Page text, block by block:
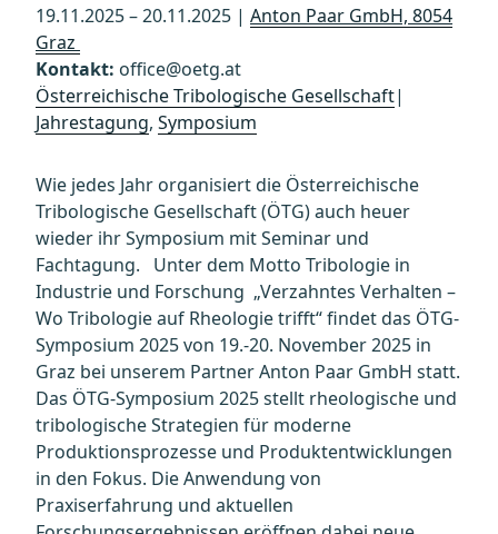
19.11.2025 – 20.11.2025 | Anton Paar GmbH, 8054
Graz
Kontakt: office@oetg.at
Österreichische Tribologische Gesellschaft|
Jahrestagung, Symposium
Wie jedes Jahr organisiert die Österreichische
Tribologische Gesellschaft (ÖTG) auch heuer
wieder ihr Symposium mit Seminar und
Fachtagung. Unter dem Motto Tribologie in
Industrie und Forschung „Verzahntes Verhalten –
Wo Tribologie auf Rheologie trifft“ findet das ÖTG-
Symposium 2025 von 19.-20. November 2025 in
Graz bei unserem Partner Anton Paar GmbH statt.
Das ÖTG-Symposium 2025 stellt rheologische und
tribologische Strategien für moderne
Produktionsprozesse und Produktentwicklungen
in den Fokus. Die Anwendung von
Praxiserfahrung und aktuellen